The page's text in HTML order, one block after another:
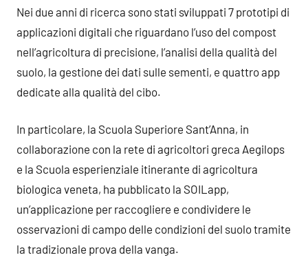
Nei due anni di ricerca sono stati sviluppati 7 prototipi di
applicazioni digitali che riguardano l’uso del compost
nell’agricoltura di precisione, l’analisi della qualità del
suolo, la gestione dei dati sulle sementi, e quattro app
dedicate alla qualità del cibo.
In particolare, la Scuola Superiore Sant’Anna, in
collaborazione con la rete di agricoltori greca Aegilops
e la Scuola esperienziale itinerante di agricoltura
biologica veneta, ha pubblicato la SOILapp,
un’applicazione per raccogliere e condividere le
osservazioni di campo delle condizioni del suolo tramite
la tradizionale prova della vanga.